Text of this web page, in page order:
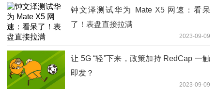
钟文泽测试华为 Mate X5 网速：看呆
了！表盘直接拉满
2023-09-09
让 5G “轻”下来，政策加持 RedCap 一触
即发？
2023-09-09